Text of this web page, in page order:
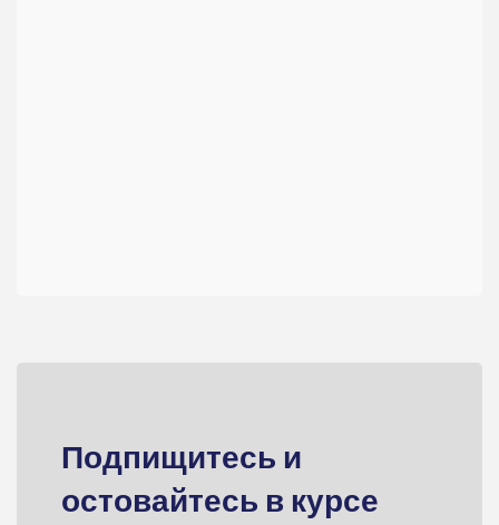
Подпищитесь и
остовайтесь в курсе